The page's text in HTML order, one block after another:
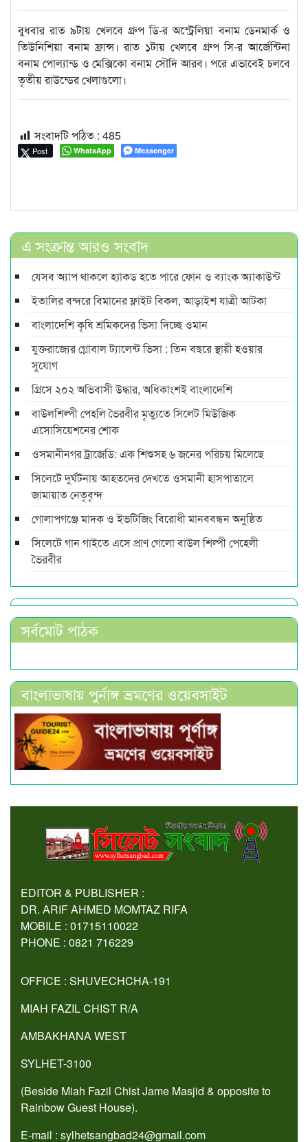
বুধবার রাত ৯টায় খেলবে গ্রুপ ডি-র অস্ট্রেলিয়া বনাম ডেনমার্ক ও
তিউনিশিয়া বনাম ফ্রান্স। রাত ১টায় খেলবে গ্রুপ সি-র আর্জেন্টিনা
বনাম পোল্যান্ড ও মেক্সিকো বনাম সৌদি আরব। পরে এভাবেই চলবে
তৃতীয় রাউন্ডের খেলাগুলো।
সংবাদটি পঠিত : 485
Post WhatsApp Messenger
এ সংক্রান্ত আরও সংবাদ
যেসব অ্যাপ থাকলে হ্যাকড হতে পারে ফোন ও ব্যাংক অ্যাকাউন্ট
ইতালির বন্দরে বিমানের ফ্লাইট বিকল, আড়াইশ যাত্রী আটকা
বাংলাদেশি কৃষি শ্রমিকদের ভিসা দিচ্ছে ওমান
যুক্তরাজ্যের গ্লোবাল ট্যালেন্ট ভিসা : তিন বছরে স্থায়ী হওয়ার
সুযোগ
গ্রিসে ২০২ অভিবাসী উদ্ধার, অধিকাংশই বাংলাদেশি
বাউলশিল্পী পেহলি ভৈরবীর মৃত্যুতে সিলেট মিউজিক
এসোসিয়েশনের শোক
ওসমানীনগর ট্রাজেডি: এক শিশুসহ ৬ জনের পরিচয় মিলেছে
সিলেটে দুর্ঘটনায় আহতদের দেখতে ওসমানী হাসপাতালে
জামায়াত নেতৃবৃন্দ
গোলাপগঞ্জে মাদক ও ইভটিজিং বিরোধী মানববন্ধন অনুষ্ঠিত
সিলেটে গান গাইতে এসে প্রাণ গেলো বাউল শিল্পী পেহেলী
ভৈরবীর
সর্বমোট পাঠক
বাংলাভাষায় পুর্নাঙ্গ ভ্রমণের ওয়েবসাইট
EDITOR & PUBLISHER :
DR. ARIF AHMED MOMTAZ RIFA
MOBILE : 01715110022
PHONE : 0821 716229
OFFICE : SHUVECHCHA-191
MIAH FAZIL CHIST R/A
AMBAKHANA WEST
SYLHET-3100
(Beside Miah Fazil Chist Jame Masjid & opposite to
Rainbow Guest House).
E-mail : sylhetsangbad24@gmail.com